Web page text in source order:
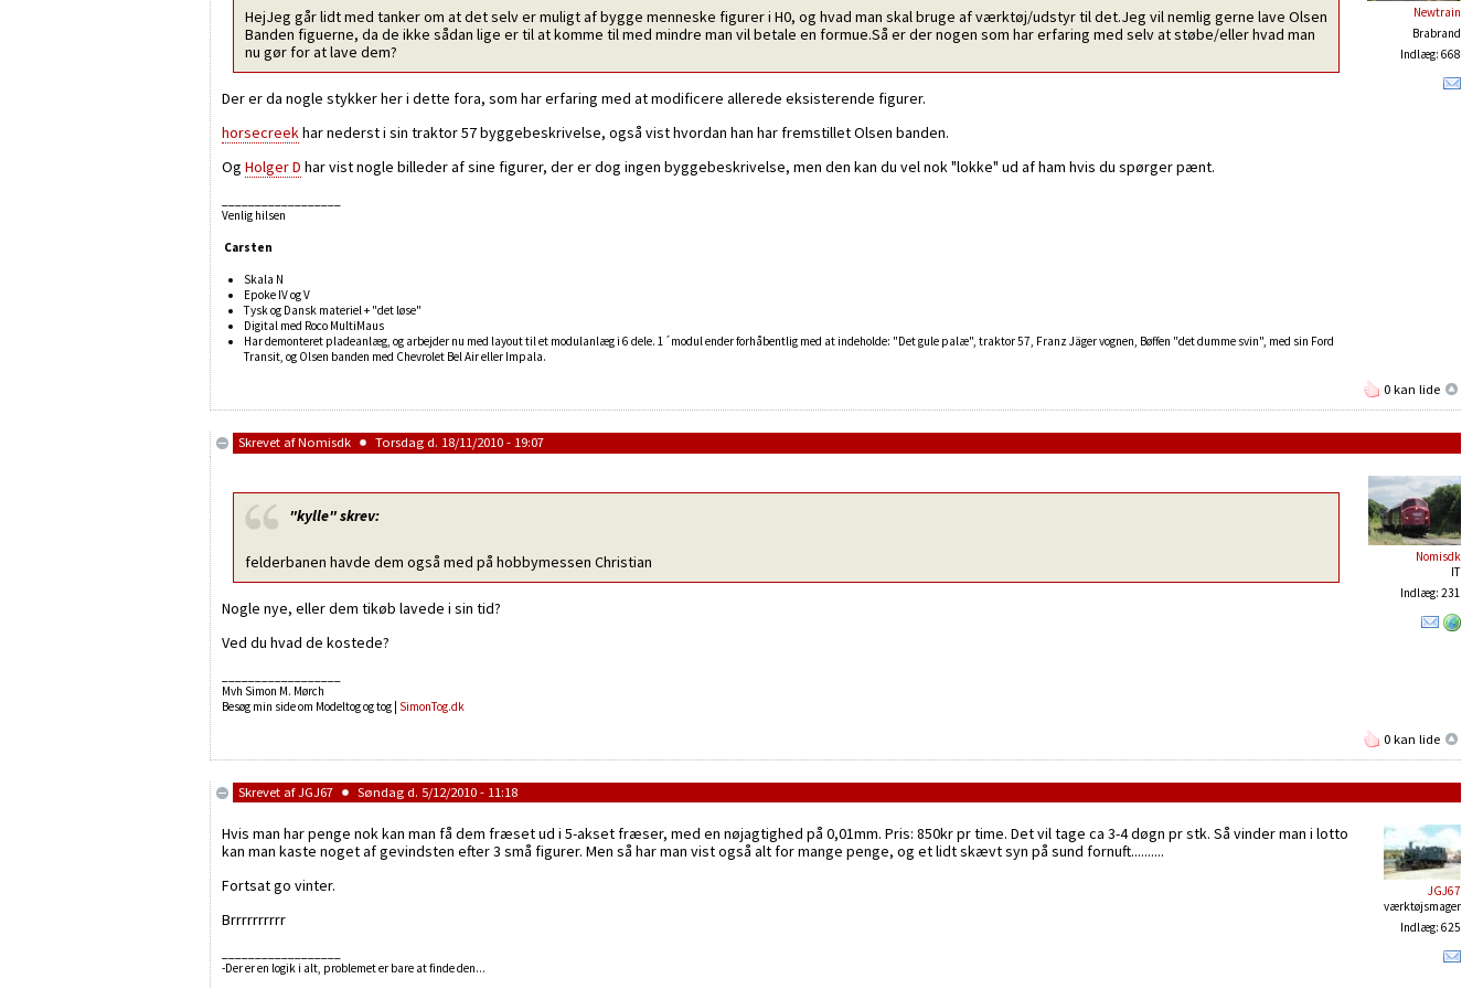
Newtrain
Brabrand
Indlæg: 668
HejJeg går lidt med tanker om at det selv er muligt af bygge menneske figurer i H0, og hvad man skal bruge af værktøj/udstyr til det.Jeg vil nemlig gerne lave Olsen
Banden figuerne, da de ikke sådan lige er til at komme til med mindre man vil betale en formue.Så er der nogen som har erfaring med selv at støbe/eller hvad man
nu gør for at lave dem?
Der er da nogle stykker her i dette fora, som har erfaring med at modificere allerede eksisterende figurer.
horsecreekhar nederst i sin traktor 57 byggebeskrivelse, også vist hvordan han har fremstillet Olsen banden.
Og Holger D har vist nogle billeder af sine figurer, der er dog ingen byggebeskrivelse, men den kan du vel nok "lokke" ud af ham hvis du spørger pænt.
Venlig hilsen
Carsten
Skala N
Epoke IV og V
Tysk og Dansk materiel + "det løse"
Digital med Roco MultiMaus
Har demonteret pladeanlæg, og arbejder nu med layout til et modulanlæg i 6 dele. 1´modul ender forhåbentlig med at indeholde: "Det gule palæ", traktor 57, Franz Jäger vognen, Bøffen "det dumme svin", med sin Ford
Transit, og Olsen banden med Chevrolet Bel Air eller Impala.
0 kan lide
Skrevet afNomisdk Torsdag d. 18/11/2010 - 19:07
Nomisdk
IT
Indlæg: 231
"kylle"skrev:
felderbanen havde dem også med på hobbymessen Christian
Nogle nye, eller dem tikøb lavede i sin tid?
Ved du hvad de kostede?
Mvh Simon M. Mørch
Besøg min side om Modeltog og tog | SimonTog.dk
0 kan lide
Skrevet afJGJ67 Søndag d. 5/12/2010 - 11:18
JGJ67
værktøjsmager
Indlæg: 625
Hvis man har penge nok kan man få dem fræset ud i 5-akset fræser, med en nøjagtighed på 0,01mm. Pris: 850kr pr time. Det vil tage ca 3-4 døgn pr stk. Så vinder man i lotto
kan man kaste noget af gevindsten efter 3 små figurer. Men så har man vist også alt for mange penge, og et lidt skævt syn på sund fornuft..........
Fortsat go vinter.
Brrrrrrrrrr
-Der er en logik i alt, problemet er bare at finde den...